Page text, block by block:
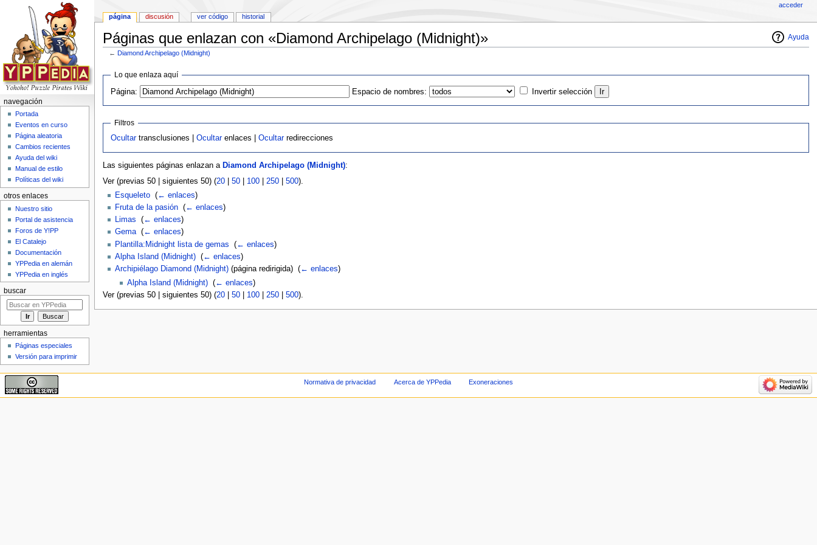
Ayuda
Páginas que enlazan con «Diamond Archipelago (Midnight)»
←Diamond Archipelago (Midnight)
Lo que enlaza aquí
Página: Espacio de nombres: Invertir selección
Filtros
Ocultartransclusiones |Ocultarenlaces |Ocultarredirecciones
Las siguientes páginas enlazan a Diamond Archipelago (Midnight):
Ver (previas 50 | siguientes 50) (20| 50| 100| 250| 500).
Esqueleto‎ (← enlaces)
Fruta de la pasión‎ (← enlaces)
Limas
(← enlaces)
Gema‎ (← enlaces)
Plantilla:Midnight lista de gemas
(← enlaces)
Alpha Island (Midnight)‎ (← enlaces)
Archipiélago Diamond (Midnight)(página redirigida) ‎ (← enlaces)
Alpha Island (Midnight) ‎(← enlaces)
Ver (previas 50 | siguientes 50) (20| 50| 100| 250| 500).
página discusión ver código historial
acceder
navegación
Portada
Eventos en curso
Página aleatoria
Cambios recientes
Ayuda del wiki
Manual de estilo
Políticas del wiki
otros enlaces
Nuestro sitio
Portal de asistencia
Foros de Y!PP
El Catalejo
Documentación
YPPedia en alemán
YPPedia en inglés
buscar
herramientas
Páginas especiales
Versión para imprimir
Normativa de privacidad Acerca de YPPedia Exoneraciones